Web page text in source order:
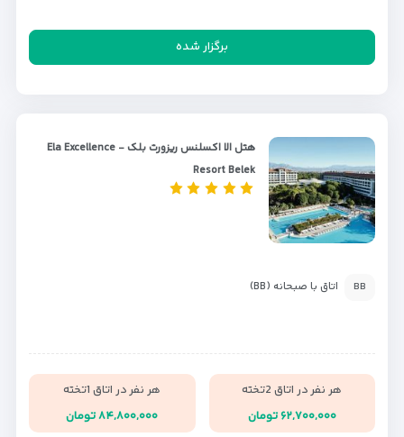
برگزار شده
هتل الا اکسلنس ریزورت بلک - Ela Excellence
Resort Belek
BB اتاق با صبحانه (BB)
هر نفر در اتاق 2تخته
۶۲,۷۰۰,۰۰۰ تومان
هر نفر در اتاق 1تخته
۸۴,۸۰۰,۰۰۰ تومان